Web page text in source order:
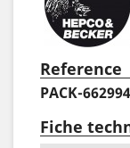
Reference
PACK-
Fiche